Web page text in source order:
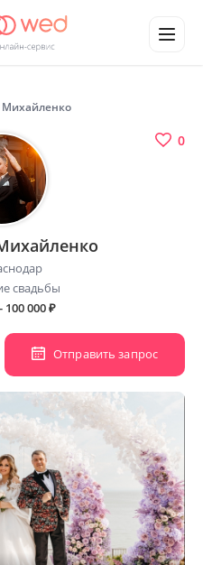
Михайленко
0
свадьбы
100 000₽
Отправить запрос